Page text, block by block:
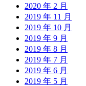
2020 年 2 月
2019 年 11 月
2019 年 10 月
2019 年 9 月
2019 年 8 月
2019 年 7 月
2019 年 6 月
2019 年 5 月